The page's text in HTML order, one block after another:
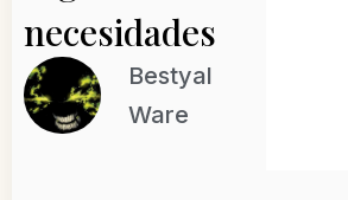
necesidades
Bestyal
Ware